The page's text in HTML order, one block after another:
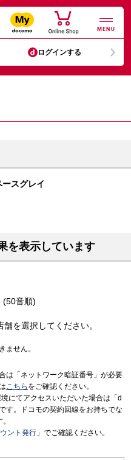
MENU
ログインする
スグレイ
を表示しています
(50音順)
を選択してください。
ません。
は「ネットワーク暗証番号」が必要
こちら をご確認ください。
にてアクセスいただいた場合は「d
す。ドコモの契約回線をお持ちでな
ント発行 」でご確認ください。